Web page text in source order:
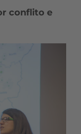
conflito e